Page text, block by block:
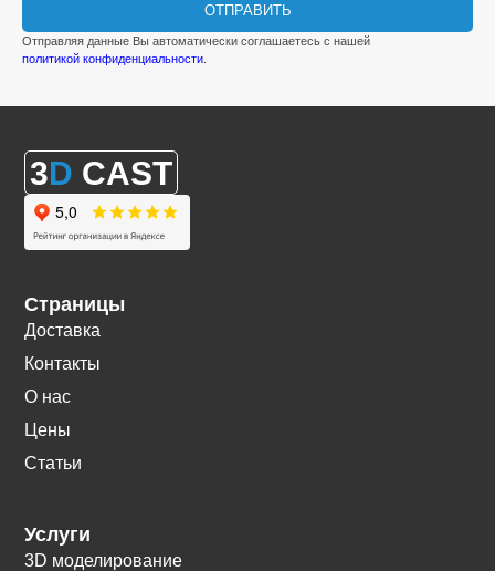
ОТПРАВИТЬ
Отправляя данные Вы автоматически соглашаетесь с нашей
политикой конфиденциальности
3D CAST
Страницы
Доставка
Контакты
О нас
Цены
Статьи
Услуги
3D моделирование